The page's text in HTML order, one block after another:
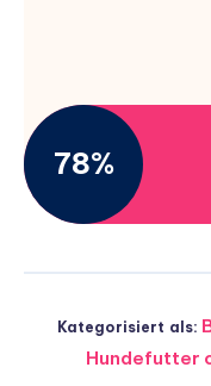
78%
Kategorisiert als:
Hundefutter